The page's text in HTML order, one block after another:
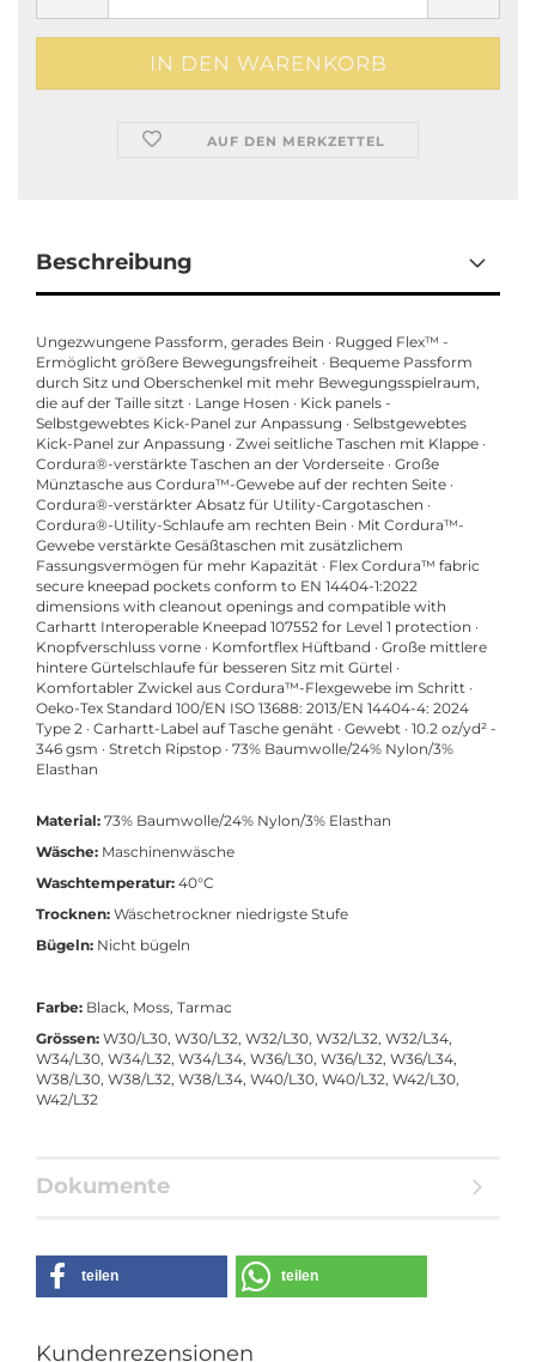
AUF DEN MERKZETTEL
Beschreibung
Ungezwungene Passform, gerades Bein · Rugged Flex™ -
Ermöglicht größere Bewegungsfreiheit · Bequeme Passform
durch Sitz und Oberschenkel mit mehr Bewegungsspielraum,
die auf der Taille sitzt · Lange Hosen · Kick panels -
Selbstgewebtes Kick-Panel zur Anpassung · Selbstgewebtes
Kick-Panel zur Anpassung · Zwei seitliche Taschen mit Klappe ·
Cordura®-verstärkte Taschen an der Vorderseite · Große
Münztasche aus Cordura™-Gewebe auf der rechten Seite ·
Cordura®-verstärkter Absatz für Utility-Cargotaschen ·
Cordura®-Utility-Schlaufe am rechten Bein · Mit Cordura™-
Gewebe verstärkte Gesäßtaschen mit zusätzlichem
Fassungsvermögen für mehr Kapazität · Flex Cordura™ fabric
secure kneepad pockets conform to EN 14404-1:2022
dimensions with cleanout openings and compatible with
Carhartt Interoperable Kneepad 107552 for Level 1 protection ·
Knopfverschluss vorne · Komfortflex Hüftband · Große mittlere
hintere Gürtelschlaufe für besseren Sitz mit Gürtel ·
Komfortabler Zwickel aus Cordura™-Flexgewebe im Schritt ·
Oeko-Tex Standard 100/EN ISO 13688: 2013/EN 14404-4: 2024
Type 2 · Carhartt-Label auf Tasche genäht · Gewebt · 10.2 oz/yd² -
346 gsm · Stretch Ripstop · 73% Baumwolle/24% Nylon/3%
Elasthan
Material: 73% Baumwolle/24% Nylon/3% Elasthan
Wäsche: Maschinenwäsche
Waschtemperatur: 40°C
Trocknen: Wäschetrockner niedrigste Stufe
Bügeln: Nicht bügeln
Farbe: Black, Moss, Tarmac
Grössen: W30/L30, W30/L32, W32/L30, W32/L32, W32/L34,
W34/L30, W34/L32, W34/L34, W36/L30, W36/L32, W36/L34,
W38/L30, W38/L32, W38/L34, W40/L30, W40/L32, W42/L30,
W42/L32
Dokumente
teilen teilen
Kundenrezensionen